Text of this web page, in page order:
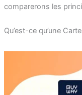
comparerons les
Qu’est-ce qu’une